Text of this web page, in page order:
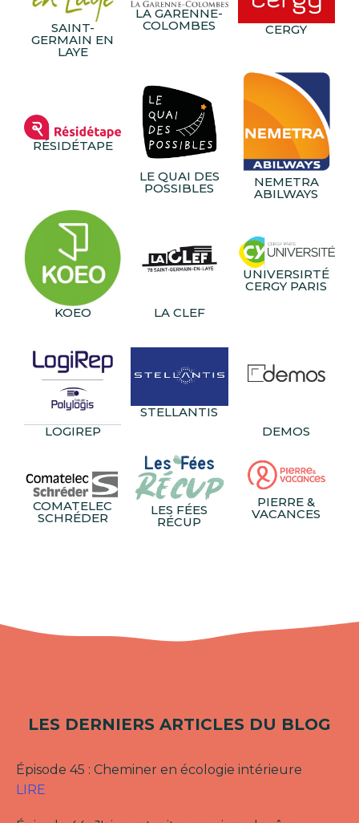
SAINT-
GERMAIN EN
LAYE
LA GARENNE-
COLOMBES CERGY
RÉSIDÉTAPE
LE QUAI DES
POSSIBLES NEMETRA
ABILWAYS
KOEO LA CLEF
UNIVERSIRTÉ
CERGY PARIS
LOGIREP
STELLANTIS
DEMOS
COMATELEC
SCHRÉDER
LES FÉES
RÉCUP
PIERRE &
VACANCES
LES DERNIERS ARTICLES DU BLOG
Épisode 45 : Cheminer en écologie intérieure
LIRE